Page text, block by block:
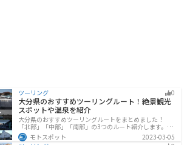
ツーリング 0
大分県のおすすめツーリングルート！絶景観光
スポットや温泉を紹介
大分県のおすすめツーリングルートをまとめました！
「北部」「中部」「南部」の3つのルート紹介します。阿
蘇の雄大な自然を満喫できるスポットや温泉を満喫する
ツーリングができます。バイクで大分県にツーリングに
モトスポット
2023-03-05